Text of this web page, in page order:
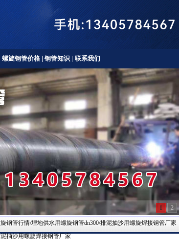
螺旋钢管价格 钢管知识 联系我们
1 2
钢管行情/埋地供水用螺旋钢管dn300/排泥抽沙用螺旋焊接钢管厂家
抽沙用螺旋焊接钢管厂家